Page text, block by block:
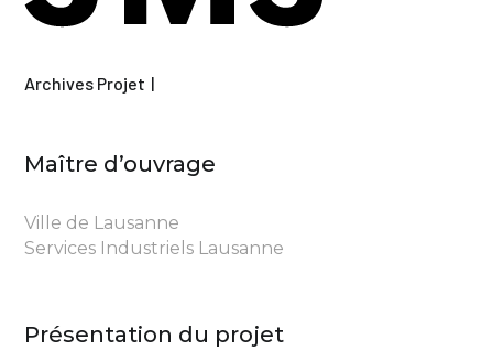
Archives Projet
Maître d’ouvrage
Ville de Lausanne
Services Industriels Lausanne
Présentation du projet